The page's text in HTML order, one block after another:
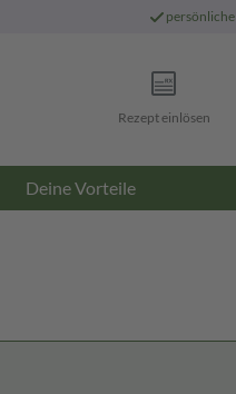
persönliche
Rezept einlösen
Deine Vorteile